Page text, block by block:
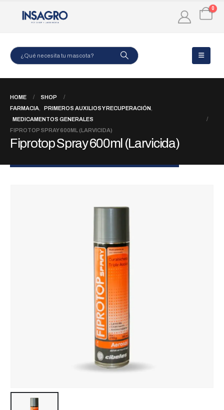
0
HOME
SHOP
FARMACIA
PRIMEROS AUXILIOS Y RECUPERACIÓN
MEDICAMENTOS GENERALES
FIPROTOP SPRAY 600ML (LARVICIDA)
Fiprotop Spray 600ml (Larvicida)